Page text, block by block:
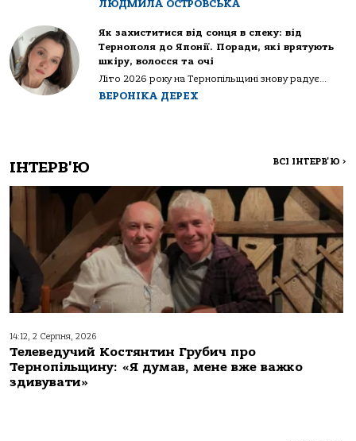
ЛЮДМИЛА ОСТРОВСЬКА
Як захиститися від сонця в спеку: від
Тернополя до Японії. Поради, які врятують
шкіру, волосся та очі
Літо 2026 року на Тернопільщині знову радує...
ВЕРОНІКА ДЕРЕХ
ІНТЕРВ'Ю ВСІ ІНТЕРВ'Ю >
14:12, 2 Серпня, 2026
Телеведучий Костянтин Грубич про
Тернопільщину: «Я думав, мене вже важко
здивувати»